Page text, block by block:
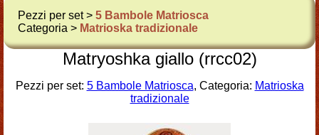
Pezzi per set > 5 Bambole Matriosca
Categoria > Matrioska tradizionale
Matryoshka giallo (rrcc02)
Pezzi per set: 5 Bambole Matriosca, Categoria: Matrioska
tradizionale